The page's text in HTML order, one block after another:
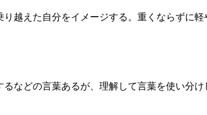
越えた自分をイメージする。重くならずに軽
などの言葉あるが、理解して言葉を使い分け